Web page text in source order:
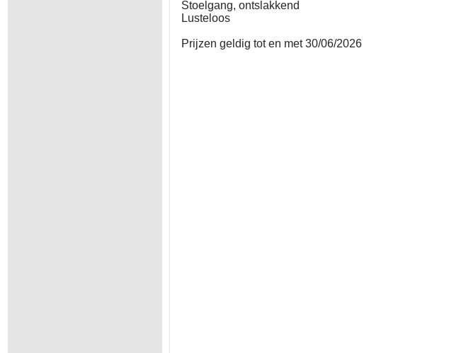
Stoelgang, ontslakkend
Lusteloos
Prijzen geldig tot en met 30/06/2026